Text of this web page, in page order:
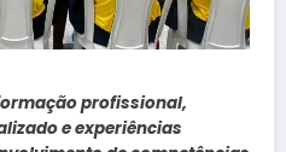
profissional,
e experiências